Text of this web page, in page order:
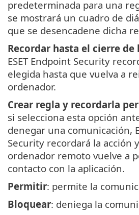
predeterminada para una
se mostrará un cuadro de
que se desencadene dicha
Recordar hasta el cierre
ESET Endpoint Security
elegida hasta que vuelva a
ordenador.
Crear regla y recordarla
si selecciona esta opción
denegar una comunicación,
Security recordará la acción
ordenador remoto vuelve a
contacto con la aplicación.
Permitir: permite la
Bloquear: deniega la